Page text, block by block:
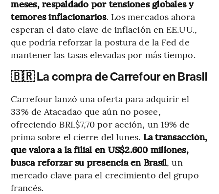
meses, respaldado por tensiones globales y
temores inflacionarios. Los mercados ahora
esperan el dato clave de inflación en EE.UU.,
que podría reforzar la postura de la Fed de
mantener las tasas elevadas por más tiempo.
🇧🇷 La compra de Carrefour en Brasil
Carrefour lanzó una oferta para adquirir el
33% de Atacadao que aún no posee,
ofreciendo BRL$7,70 por acción, un 19% de
prima sobre el cierre del lunes. La transacción,
que valora a la filial en US$2.600 millones,
busca reforzar su presencia en Brasil, un
mercado clave para el crecimiento del grupo
francés.